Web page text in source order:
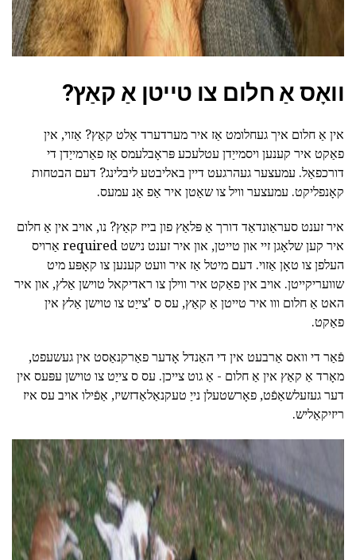
וואָס אַ חלום צו טייטן אַ קאַץ?
אין אַ חלום איך געחלומט אַז איר מערדערד אַלט קאַץ? אַזוי, אין
פאַקט איר קענען ויסמייַדן עטלעכע פּראָבלעמס אַז פאַרמייַדן די
דורכפאַל. עמעצער געהרגעט דיין באליבטע ליבלינג? דעם הבטחות
קאָנפליקט. עמעצער וויל צו שאַטן איר אַפ אַנ עמעס.
איר זענט סעראַונדאַד דורך אַ פּלאַץ פון בייז קאַץ? נו, אויב אין אַ חלום
איר קען שלאָגן זיי און טייטן, און איר זענט נישט required אַרויס
העלפן צו טאָן אַזוי. דעם מיטל אַז איר וועט קענען צו קאָפּע מיט
שוועריקייטן. אויב אין פאַקט איר ווילן צו ראדיקאל טוישן אַלץ, און איר
האט אַ חלום ווו איר טייטן אַ קאַץ, עס ס 'צייַט צו טוישן אַלץ אין
פאַקט.
פֿאַר די וואס אַרבעט אין די האַנדל אָדער פאַרקנאַסט אין געשעפט,
מאָרד אַ קאַץ אין אַ חלום - אַ גוט צייכן. עס ס צייַט צו טוישן עפּעס אין
דער געזעלשאַפֿט, פאָרשטעלן נייַ טעקנאַלאַדזשיז, אַפֿילו אויב עס איז
ריזיקאַליש.